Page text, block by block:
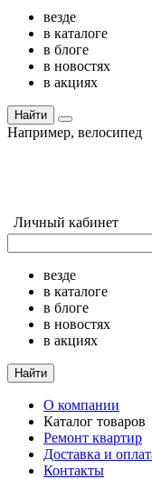
везде
в каталоге
в блоге
в новостях
в акциях
Найти
Например, велосипед
Личный кабинет
везде
в каталоге
в блоге
в новостях
в акциях
Найти
О компании
Каталог товаров
Ремонт квартир
Доставка и
Контакты